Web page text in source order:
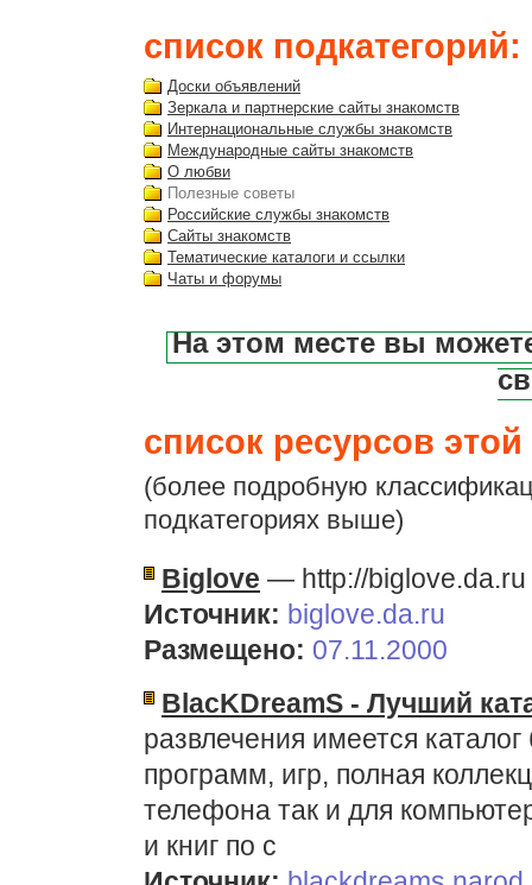
список подкатегорий:
Доски объявлений
Зеркала и партнерские сайты знакомств
Интернациональные службы знакомств
Международные сайты знакомств
О любви
Полезные советы
Российские службы знакомств
Сайты знакомств
Тематические каталоги и ссылки
Чаты и форумы
На этом месте вы
список ресурсов этой
(более подробную
подкатегориях выше)
Biglove — http://biglove.da.ru
Источник: biglove.da.ru
Размещено: 07.11.2000
BlacKDreamS - Лучший
развлечения имеется
программ, игр, полная
телефона так и для
и книг по с